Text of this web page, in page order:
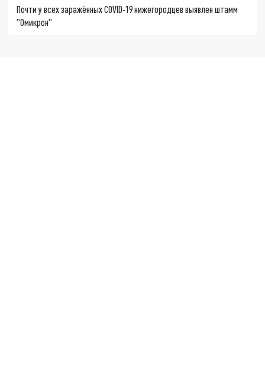
Почти у всех заражённых COVID-19 нижегородцев выявлен штамм
"Омикрон"